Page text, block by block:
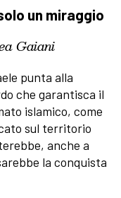
un miraggio
Gaiani
punta alla
che garantisca il
islamico, come
sul territorio
anche a
la conquista